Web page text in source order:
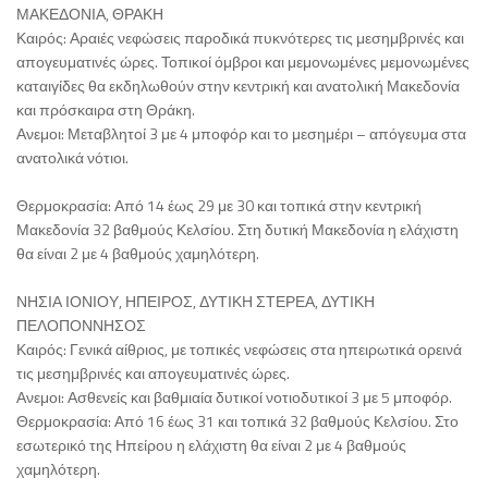
ΜΑΚΕΔΟΝΙΑ, ΘΡΑΚΗ
Καιρός: Αραιές νεφώσεις παροδικά πυκνότερες τις μεσημβρινές και
απογευματινές ώρες. Τοπικοί όμβροι και μεμονωμένες μεμονωμένες
καταιγίδες θα εκδηλωθούν στην κεντρική και ανατολική Μακεδονία
και πρόσκαιρα στη Θράκη.
Ανεμοι: Μεταβλητοί 3 με 4 μποφόρ και το μεσημέρι – απόγευμα στα
ανατολικά νότιοι.
Θερμοκρασία: Από 14 έως 29 με 30 και τοπικά στην κεντρική
Μακεδονία 32 βαθμούς Κελσίου. Στη δυτική Μακεδονία η ελάχιστη
θα είναι 2 με 4 βαθμούς χαμηλότερη.
ΝΗΣΙΑ ΙΟΝΙΟΥ, ΗΠΕΙΡΟΣ, ΔΥΤΙΚΗ ΣΤΕΡΕΑ, ΔΥΤΙΚΗ
ΠΕΛΟΠΟΝΝΗΣΟΣ
Καιρός: Γενικά αίθριος, με τοπικές νεφώσεις στα ηπειρωτικά ορεινά
τις μεσημβρινές και απογευματινές ώρες.
Ανεμοι: Ασθενείς και βαθμιαία δυτικοί νοτιοδυτικοί 3 με 5 μποφόρ.
Θερμοκρασία: Από 16 έως 31 και τοπικά 32 βαθμούς Κελσίου. Στο
εσωτερικό της Ηπείρου η ελάχιστη θα είναι 2 με 4 βαθμούς
χαμηλότερη.